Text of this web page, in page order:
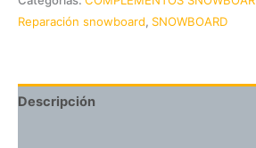
Reparación snowboard, SNOWBOARD
Descripción